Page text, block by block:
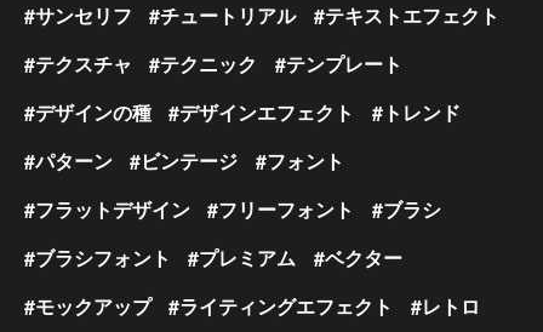
サンセリフ
チュートリアル
テキストエフェクト
テクスチャ
テクニック
テンプレート
デザインの種
デザインエフェクト
トレンド
パターン
ビンテージ
フォント
フラットデザイン
フリーフォント
ブラシ
ブラシフォント
プレミアム
ベクター
モックアップ
ライティングエフェクト
レトロ